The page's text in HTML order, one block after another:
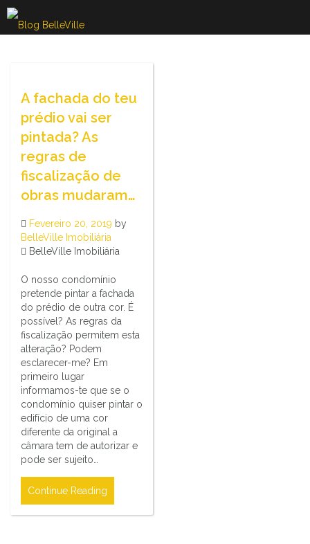
Skip
to
content
A fachada do teu
prédio vai ser
pintada? As
regras de
fiscalização de
obras mudaram…
Fevereiro 20, 2019 by
BelleVille Imobiliária
BelleVille Imobiliária
O nosso condomínio
pretende pintar a fachada
do prédio de outra cor. É
possível? As regras da
fiscalização permitem esta
alteração? Podem
esclarecer-me? Em
primeiro lugar
informamos-te que se o
condomínio quiser pintar o
edifício de uma cor
diferente da original a
câmara tem de autorizar e
pode ser sujeito…
Continue Reading